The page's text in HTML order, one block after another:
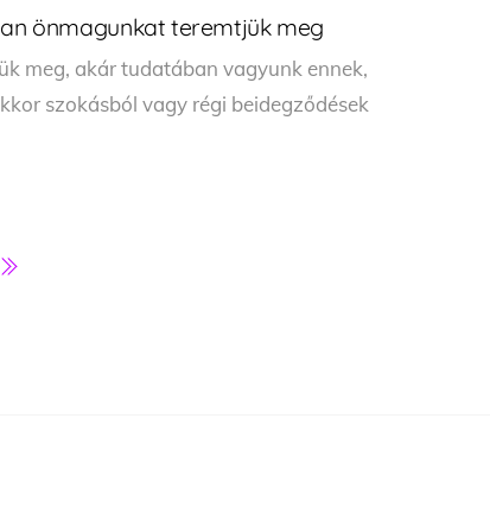
önmagunkat teremtjük meg
meg, akár tudatában vagyunk ennek,
szokásból vagy régi beidegződések